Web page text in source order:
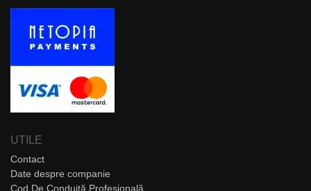
UTILE
Contact
Date despre companie
Cod De Conduită Profesională